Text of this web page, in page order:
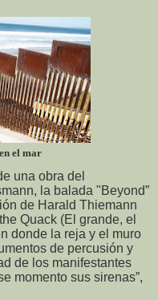
el mar
una obra del
la balada "Beyond”
de Harald Thiemann
Quack (El grande, el
donde la reja y el muro
de percusión y
de los manifestantes
momento sus sirenas”,